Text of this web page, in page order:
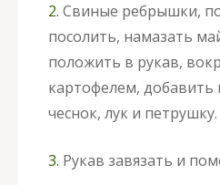
2. Свиные ребрышки,
посолить, намазать
положить в рукав,
картофелем, добавить
чеснок, лук и петрушку.
3. Рукав завязать и